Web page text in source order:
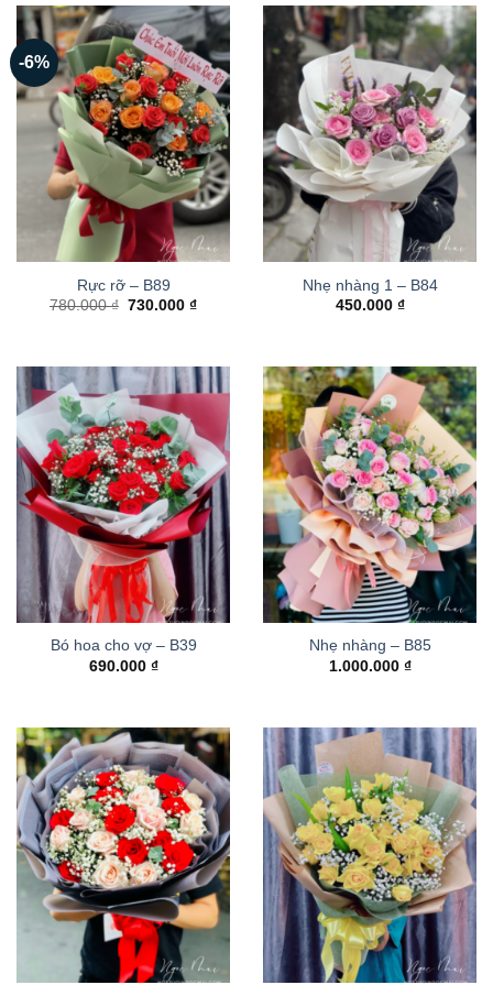
-6%
Rực rỡ – B89
780.000₫ Giá
730.000₫Giá
Nhẹ nhàng 1 – B84
450.000 ₫
Bó hoa cho vợ – B39
690.000 ₫
Nhẹ nhàng – B85
1.000.000 ₫